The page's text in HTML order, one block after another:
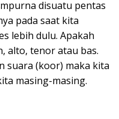
disuatu pentas
pada saat kita
lebih dulu. Apakah
alto, tenor atau bas.
suara (koor) maka kita
masing-masing.